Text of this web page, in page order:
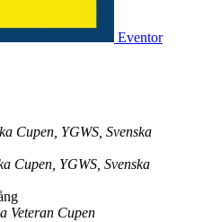
Eventor
Cupen, YGWS, Svenska
Cupen, YGWS, Svenska
Veteran Cupen